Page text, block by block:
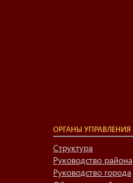
ОРГАНЫ УПРАВЛЕНИЯ
Структура
Руководство района
Руководство города